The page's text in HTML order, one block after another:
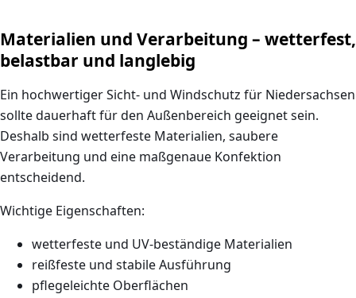
Materialien und Verarbeitung – wetterfest,
belastbar und langlebig
Ein hochwertiger Sicht- und Windschutz für Niedersachsen
sollte dauerhaft für den Außenbereich geeignet sein.
Deshalb sind wetterfeste Materialien, saubere
Verarbeitung und eine maßgenaue Konfektion
entscheidend.
Wichtige Eigenschaften:
wetterfeste und UV-beständige Materialien
reißfeste und stabile Ausführung
pflegeleichte Oberflächen